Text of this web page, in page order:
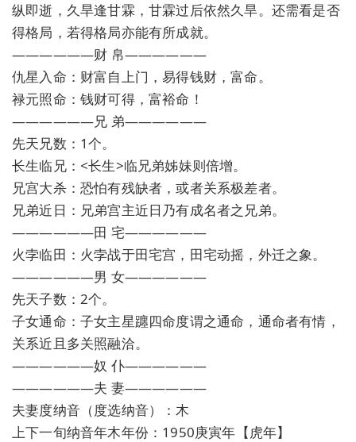
纵即逝，久旱逢甘霖，甘霖过后依然久旱。还需看是否
得格局，若得格局亦能有所成就。
——————财 帛——————
仇星入命：财富自上门，易得钱财，富命。
禄元照命：钱财可得，富裕命！
——————兄 弟——————
先天兄数：1个。
长生临兄：<长生>临兄弟姊妹则倍增。
兄宫大杀：恐怕有残缺者，或者关系极差者。
兄弟近日：兄弟宫主近日乃有成名者之兄弟。
——————田 宅——————
火孛临田：火孛战于田宅宫，田宅动摇，外迁之象。
——————男 女——————
先天子数：2个。
子女通命：子女主星躔四命度谓之通命，通命者有情，
关系近且多关照融洽。
——————奴 仆——————
——————夫 妻——————
夫妻度纳音（度选纳音）：木
上下一旬纳音年木年份：1950庚寅年【虎年】